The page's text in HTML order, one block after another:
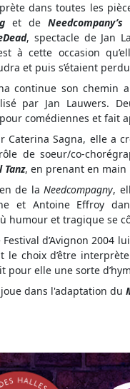
dans toutes les
et de
, spectacle de Jan
à cette occasion
et puis s’étaient
continue son chemin
par Jan Lauwers.
comédiennes et fait
Caterina Sagna, elle a
de soeur/co-
Tanz, en prenant en main
de laNeedcompagny,
et Antoine Effroy
humour et tragique se
Festival d’Avignon 2004
choix d’être interprète
pour elle une sorte
dans l'adaptation du